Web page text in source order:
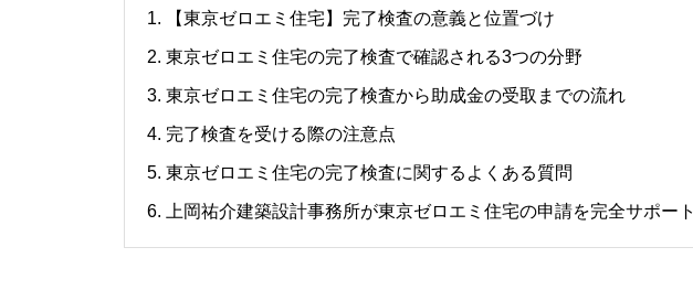
1. 【東京ゼロエミ住宅】完了検査の意義と位置づけ
2. 東京ゼロエミ住宅の完了検査で確認される3つの分野
3. 東京ゼロエミ住宅の完了検査から助成金の受取までの流れ
4. 完了検査を受ける際の注意点
5. 東京ゼロエミ住宅の完了検査に関するよくある質問
6. 上岡祐介建築設計事務所が東京ゼロエミ住宅の申請を完全サポート